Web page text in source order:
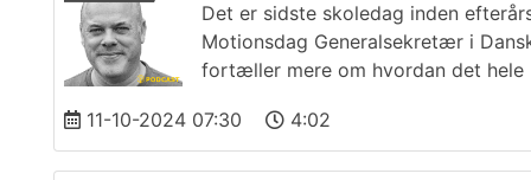
Det er sidste skoledag inden
Motionsdag Generalsekretær i
fortæller mere om hvordan det hele
11-10-2024 07:30 4:02